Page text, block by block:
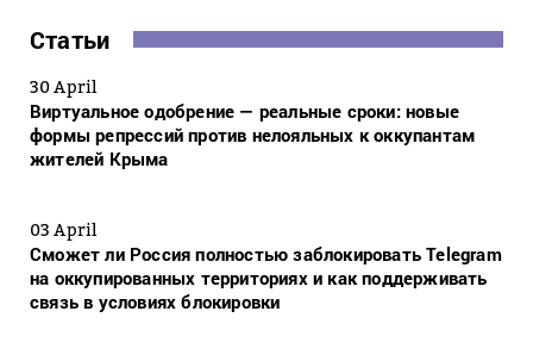
Статьи
30 April
Виртуальное одобрение — реальные сроки: новые
формы репрессий против нелояльных к оккупантам
жителей Крыма
03 April
Сможет ли Россия полностью заблокировать Telegram
на оккупированных территориях и как поддерживать
связь в условиях блокировки